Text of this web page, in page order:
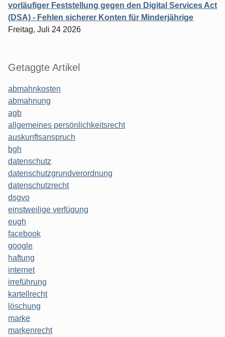
vorläufiger Feststellung gegen den Digital Services Act
(DSA) - Fehlen sicherer Konten für Minderjährige
Freitag, Juli 24 2026
Getaggte Artikel
abmahnkosten
abmahnung
agb
allgemeines persönlichkeitsrecht
auskunftsanspruch
bgh
datenschutz
datenschutzgrundverordnung
datenschutzrecht
dsgvo
einstweilige verfügung
eugh
facebook
google
haftung
internet
irreführung
kartellrecht
löschung
marke
markenrecht